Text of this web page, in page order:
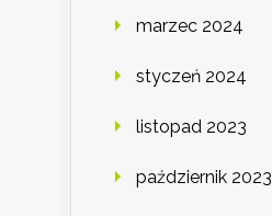
marzec 2024
styczeń 2024
listopad 2023
październik 2023